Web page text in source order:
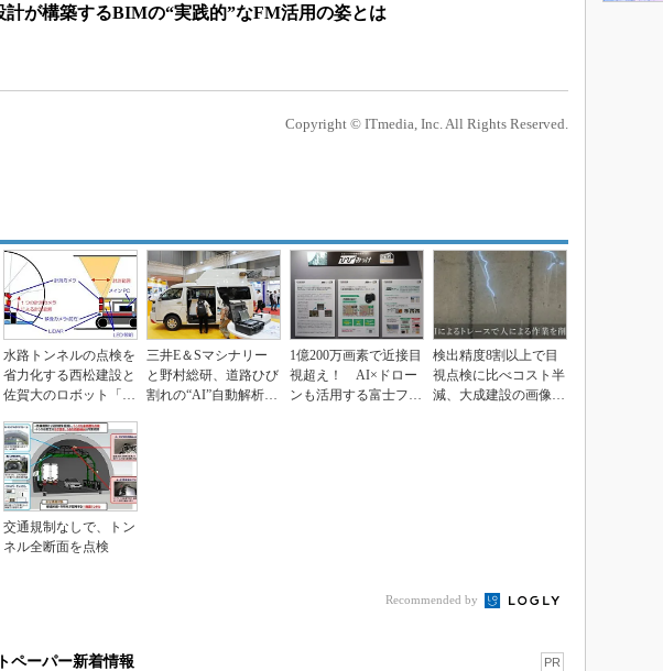
計が構築するBIMの“実践的”なFM活用の姿とは
Copyright © ITmedia, Inc. All Rights Reserved.
水路トンネルの点検を
省力化する西松建設と
佐賀大のロボット「tu
三井E＆Sマシナリー
と野村総研、道路ひび
割れの“AI”自動解析を
1億200万画素で近接目
視超え！ AI×ドロー
ンも活用する富士フイ
検出精度8割以上で目
視点検に比べコスト半
減、大成建設の画像解
交通規制なしで、トン
ネル全断面を点検
Recommended by
ペーパー新着情報 PR